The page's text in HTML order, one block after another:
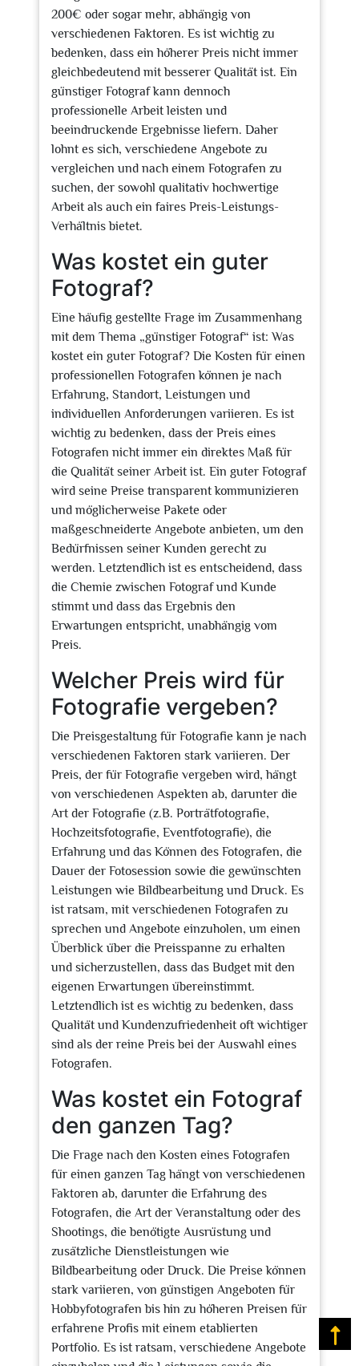
200€ oder sogar mehr, abhängig von
verschiedenen Faktoren. Es ist wichtig zu
bedenken, dass ein höherer Preis nicht immer
gleichbedeutend mit besserer Qualität ist. Ein
günstiger Fotograf kann dennoch
professionelle Arbeit leisten und
beeindruckende Ergebnisse liefern. Daher
lohnt es sich, verschiedene Angebote zu
vergleichen und nach einem Fotografen zu
suchen, der sowohl qualitativ hochwertige
Arbeit als auch ein faires Preis-Leistungs-
Verhältnis bietet.
Was kostet ein guter
Fotograf?
Eine häufig gestellte Frage im Zusammenhang
mit dem Thema „günstiger Fotograf“ ist: Was
kostet ein guter Fotograf? Die Kosten für einen
professionellen Fotografen können je nach
Erfahrung, Standort, Leistungen und
individuellen Anforderungen variieren. Es ist
wichtig zu bedenken, dass der Preis eines
Fotografen nicht immer ein direktes Maß für
die Qualität seiner Arbeit ist. Ein guter Fotograf
wird seine Preise transparent kommunizieren
und möglicherweise Pakete oder
maßgeschneiderte Angebote anbieten, um den
Bedürfnissen seiner Kunden gerecht zu
werden. Letztendlich ist es entscheidend, dass
die Chemie zwischen Fotograf und Kunde
stimmt und dass das Ergebnis den
Erwartungen entspricht, unabhängig vom
Preis.
Welcher Preis wird für
Fotografie vergeben?
Die Preisgestaltung für Fotografie kann je nach
verschiedenen Faktoren stark variieren. Der
Preis, der für Fotografie vergeben wird, hängt
von verschiedenen Aspekten ab, darunter die
Art der Fotografie (z.B. Porträtfotografie,
Hochzeitsfotografie, Eventfotografie), die
Erfahrung und das Können des Fotografen, die
Dauer der Fotosession sowie die gewünschten
Leistungen wie Bildbearbeitung und Druck. Es
ist ratsam, mit verschiedenen Fotografen zu
sprechen und Angebote einzuholen, um einen
Überblick über die Preisspanne zu erhalten
und sicherzustellen, dass das Budget mit den
eigenen Erwartungen übereinstimmt.
Letztendlich ist es wichtig zu bedenken, dass
Qualität und Kundenzufriedenheit oft wichtiger
sind als der reine Preis bei der Auswahl eines
Fotografen.
Was kostet ein Fotograf
den ganzen Tag?
Die Frage nach den Kosten eines Fotografen
für einen ganzen Tag hängt von verschiedenen
Faktoren ab, darunter die Erfahrung des
Fotografen, die Art der Veranstaltung oder des
Shootings, die benötigte Ausrüstung und
zusätzliche Dienstleistungen wie
Bildbearbeitung oder Druck. Die Preise können
stark variieren, von günstigen Angeboten für
Hobbyfotografen bis hin zu höheren Preisen für
erfahrene Profis mit einem etablierten
Portfolio. Es ist ratsam, verschiedene Angebote